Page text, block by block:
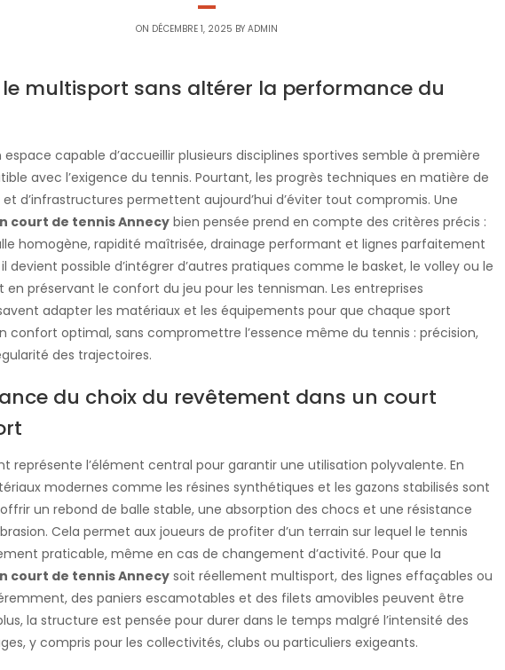
ON DÉCEMBRE 1, 2025 BY ADMIN
multisport sans altérer la performance du
capable d’accueillir plusieurs disciplines sportives semble à première
avec l’exigence du tennis. Pourtant, les progrès techniques en matière de
d’infrastructures permettent aujourd’hui d’éviter tout compromis. Une
court de tennis Annecy bien pensée prend en compte des critères précis :
homogène, rapidité maîtrisée, drainage performant et lignes parfaitement
il devient possible d’intégrer d’autres pratiques comme le basket, le volley ou le
en préservant le confort du jeu pour les tennisman. Les entreprises
adapter les matériaux et les équipements pour que chaque sport
confort optimal, sans compromettre l’essence même du tennis : précision,
des trajectoires.
du choix du revêtement dans un court
représente l’élément central pour garantir une utilisation polyvalente. En
modernes comme les résines synthétiques et les gazons stabilisés sont
un rebond de balle stable, une absorption des chocs et une résistance
Cela permet aux joueurs de profiter d’un terrain sur lequel le tennis
praticable, même en cas de changement d’activité. Pour que la
court de tennis Annecy soit réellement multisport, des lignes effaçables ou
des paniers escamotables et des filets amovibles peuvent être
la structure est pensée pour durer dans le temps malgré l’intensité des
y compris pour les collectivités, clubs ou particuliers exigeants.